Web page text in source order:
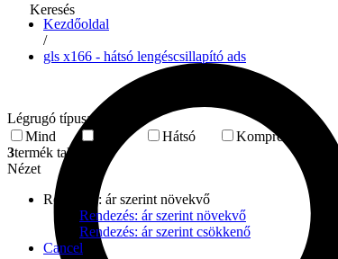
Keresés
Kezdőoldal
/
gls x166 - hátsó lengéscsillapító ads
Légrugó típusa
Mind
Hátsó
Kompresszor
3termék található
Nézet
Rendezés: ár szerint növekvő
Rendezés: ár szerint növekvő
Rendezés: ár szerint csökkenő
Cancel